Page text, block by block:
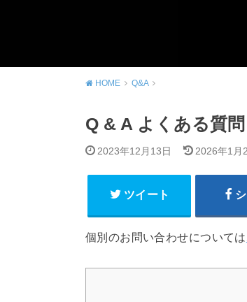
HOME Q&A
Q & A よくある質
2023年12月13日 2026年1月
ツイート
個別のお問い合わせについては